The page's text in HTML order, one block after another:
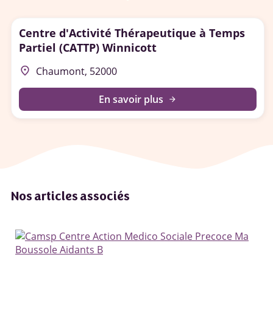
Centre d'Activité Thérapeutique à Temps
Partiel (CATTP) Winnicott
place Chaumont, 52000
En savoir plus arrow_forward
Nos articles associés